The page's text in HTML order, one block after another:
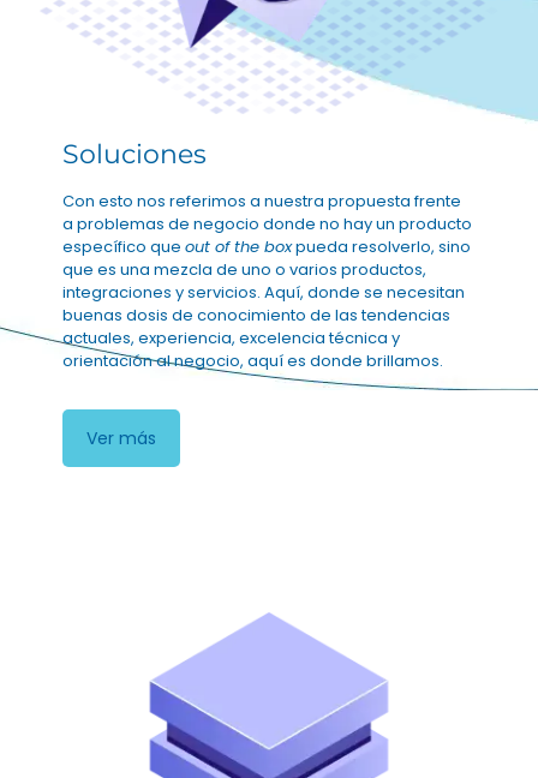
Soluciones
Con esto nos referimos a nuestra propuesta frente
a problemas de negocio donde no hay un producto
específico queout of the boxpueda resolverlo, sino
que es una mezcla de uno o varios productos,
integraciones y servicios. Aquí, donde se necesitan
buenas dosis de conocimiento de las tendencias
actuales, experiencia, excelencia técnica y
orientación al negocio, aquí es donde brillamos.
Ver más